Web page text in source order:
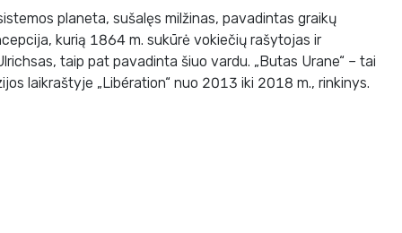
planeta, sušalęs milžinas, pavadintas graikų
kurią 1864 m. sukūrė vokiečių rašytojas ir
taip pat pavadinta šiuo vardu. „Butas Urane“ – tai
laikraštyje „Libération“ nuo 2013 iki 2018 m., rinkinys.